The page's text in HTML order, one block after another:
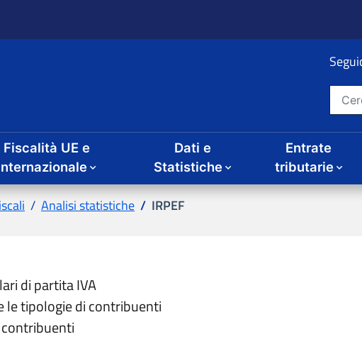
Cerca nel
Fiscalità UE e
Dati e
Statistiche
Entrate
tributarie
Analisi statistiche IRPEF
di partita IVA
le tipologie di contribuenti